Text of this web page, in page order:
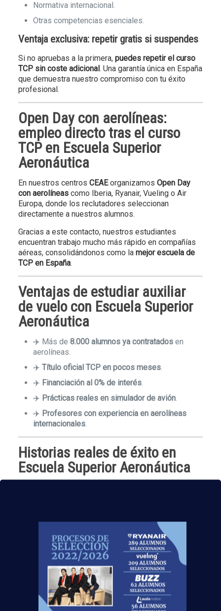
Normativa internacional.
Otras competencias esenciales.
Ventaja exclusiva: repetir gratis si suspendes
Si no apruebas a la primera, puedes repetir el curso
TCP sin coste adicional. Una garantía única en España
que demuestra nuestro compromiso con tu éxito
profesional.
Open Day con aerolíneas:
empleo directo tras el curso
TCP en Escuela Superior
Aeronáutica
En nuestros centros CEAEorganizamos Open Day
con aerolíneascomo Iberia, Ryanair, Vueling o Air
Europa, donde los reclutadores seleccionan
directamente a nuestros alumnos.
Gracias a este contacto, nuestros estudiantes
encuentran trabajo mucho más rápido en compañías
aéreas, consolidándonos como la mejor escuela de
TCP en España.
Ventajas de estudiar auxiliar
de vuelo con Escuela Superior
Aeronáutica
✈️ Más de 8.000 alumnos ya contratadosen
aerolíneas.
✈️ Título oficial TCP en pocos meses.
✈️ Financiación al 0% de interés.
✈️ Prácticas reales en simulador de avión.
✈️ Profesores con experiencia en aerolíneas
internacionales.
Historias reales de éxito en
Escuela Superior Aeronáutica
Inscríbete en el curso TCP y
comienza tu futuro como
auxiliar de vuelo enEscuela
Superior Aeronáutica